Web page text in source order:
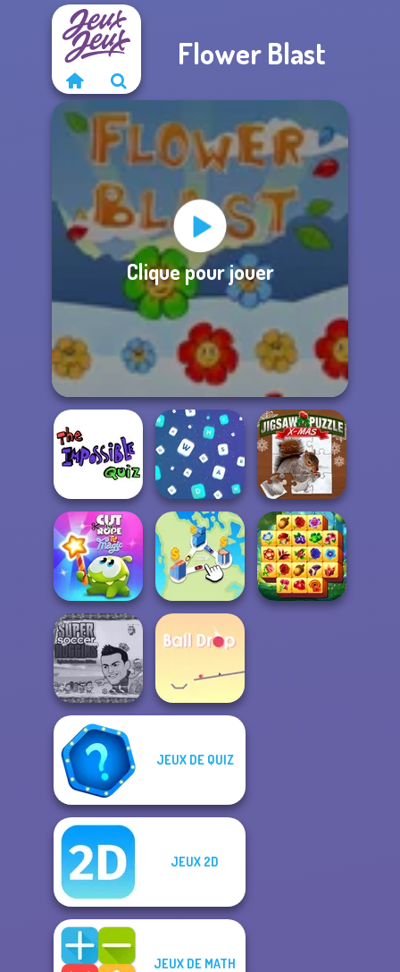
Flower Blast
Clique pour jouer
The Impossible
Quiz Classic
Words Match
Jigsaw Puzzle
XMas
Cut The Rope
Magic
State Connect
Super Soccer
Noggins
Christmas
JEUX DE QUIZ
JEUX 2D
JEUX DE MATH